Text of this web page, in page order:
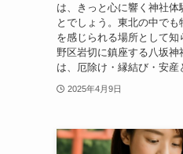
は、きっと心に響く神社体
とでしょう。東北の中で
を感じられる場所として知
野区岩切に鎮座する八坂神
は、厄除け・縁結び・安産
2025年4月9日